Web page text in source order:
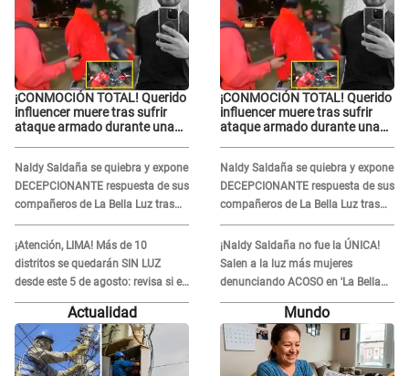
¡CONMOCIÓN TOTAL! Querido
influencer muere tras sufrir
ataque armado durante una
Naldy Saldaña se quiebra y expone
DECEPCIONANTE respuesta de sus
compañeros de La Bella Luz tras
sufrir agresión: "Sabían lo que
pasaba"
¡Atención, LIMA! Más de 10
distritos se quedarán SIN LUZ
desde este 5 de agosto: revisa si el
tuyo está en la lista
¡CONMOCIÓN TOTAL! Querido
influencer muere tras sufrir
ataque armado durante una
Naldy Saldaña se quiebra y expone
DECEPCIONANTE respuesta de sus
compañeros de La Bella Luz tras
sufrir agresión: "Sabían lo que
pasaba"
¡Naldy Saldaña no fue la ÚNICA!
Salen a la luz más mujeres
denunciando ACOSO en 'La Bella
Luz' por parte de director
Actualidad Mundo